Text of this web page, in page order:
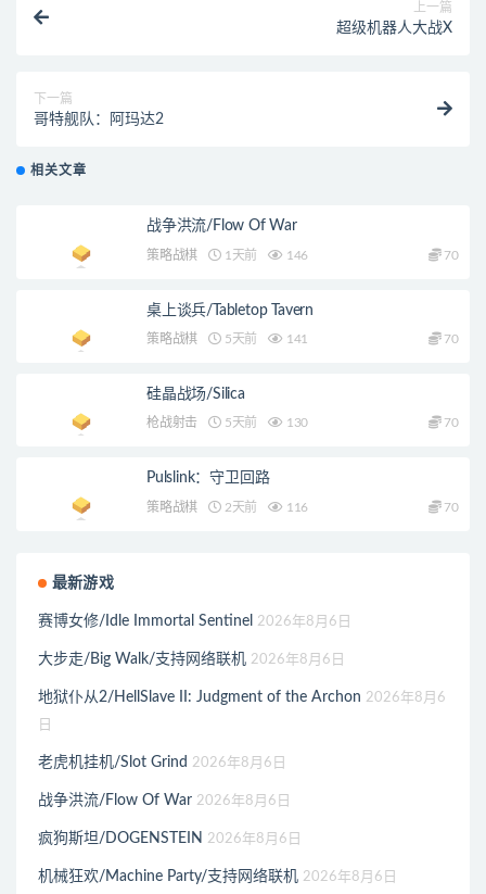
上一篇
超级机器人大战X
下一篇
哥特舰队：阿玛达2
相关文章
战争洪流/Flow Of War
策略战棋 1天前 146 70
桌上谈兵/Tabletop Tavern
策略战棋 5天前 141 70
硅晶战场/Silica
枪战射击 5天前 130 70
Pulslink：守卫回路
策略战棋 2天前 116 70
最新游戏
赛博女修/Idle Immortal Sentinel 2026年8月6日
大步走/Big Walk/支持网络联机 2026年8月6日
地狱仆从2/HellSlave II: Judgment of the Archon 2026年8月6
日
老虎机挂机/Slot Grind 2026年8月6日
战争洪流/Flow Of War 2026年8月6日
疯狗斯坦/DOGENSTEIN 2026年8月6日
机械狂欢/Machine Party/支持网络联机 2026年8月6日